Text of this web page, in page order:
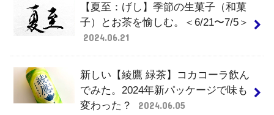
【夏至：げし】季節の生菓子（和菓
子）とお茶を愉しむ。＜6/21〜7/5＞
2024.06.21
新しい【綾鷹 緑茶】コカコーラ飲ん
でみた。2024年新パッケージで味も
変わった？
2024.06.05